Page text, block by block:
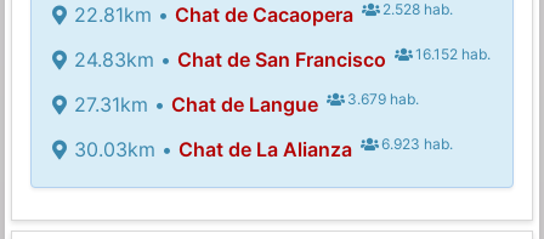
22.81km • Chat de Cacaopera 2.528 hab.
24.83km • Chat de San Francisco 16.152 hab.
27.31km • Chat de Langue 3.679 hab.
30.03km • Chat de La Alianza 6.923 hab.